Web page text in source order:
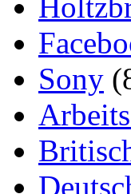
Sony